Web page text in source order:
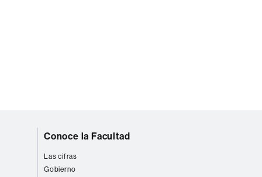
Conoce la Facultad
Las cifras
Gobierno